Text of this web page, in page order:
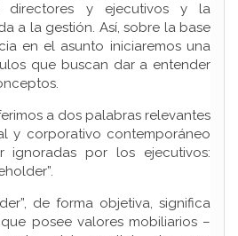
directores y ejecutivos y la
a la gestión. Así, sobre la base
en el asunto iniciaremos una
que buscan dar a entender
a dos palabras relevantes
y corporativo contemporáneo
ignoradas por los ejecutivos:
de forma objetiva, significa
posee valores mobiliarios –